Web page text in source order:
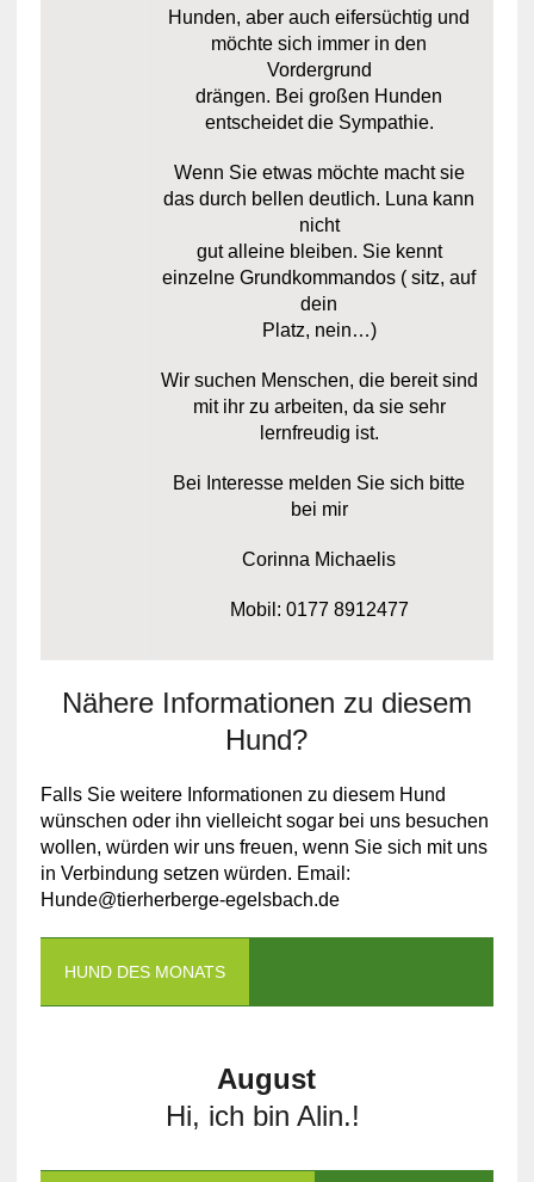
Hunden, aber auch eifersüchtig und
möchte sich immer in den
Vordergrund
drängen. Bei großen Hunden
entscheidet die Sympathie.
Wenn Sie etwas möchte macht sie
das durch bellen deutlich. Luna kann
nicht
gut alleine bleiben. Sie kennt
einzelne Grundkommandos ( sitz, auf
dein
Platz, nein…)
Wir suchen Menschen, die bereit sind
mit ihr zu arbeiten, da sie sehr
lernfreudig ist.
Bei Interesse melden Sie sich bitte
bei mir
Corinna Michaelis
Mobil: 0177 8912477
Nähere Informationen zu diesem
Hund?
Falls Sie weitere Informationen zu diesem Hund
wünschen oder ihn vielleicht sogar bei uns besuchen
wollen, würden wir uns freuen, wenn Sie sich mit uns
in Verbindung setzen würden. Email:
Hunde@tierherberge-egelsbach.de
HUND DES MONATS
August
Hi, ich bin Alin.!